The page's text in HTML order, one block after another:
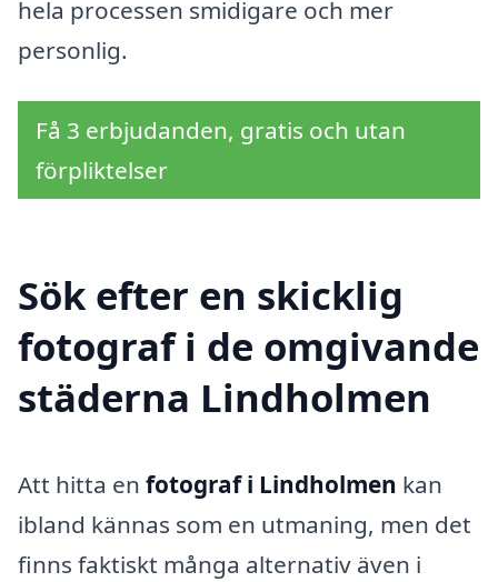
hela processen smidigare och mer
personlig.
Få 3 erbjudanden, gratis och utan
förpliktelser
Sök efter en skicklig
fotograf i de omgivande
städerna Lindholmen
Att hitta en fotograf i Lindholmen kan
ibland kännas som en utmaning, men det
finns faktiskt många alternativ även i